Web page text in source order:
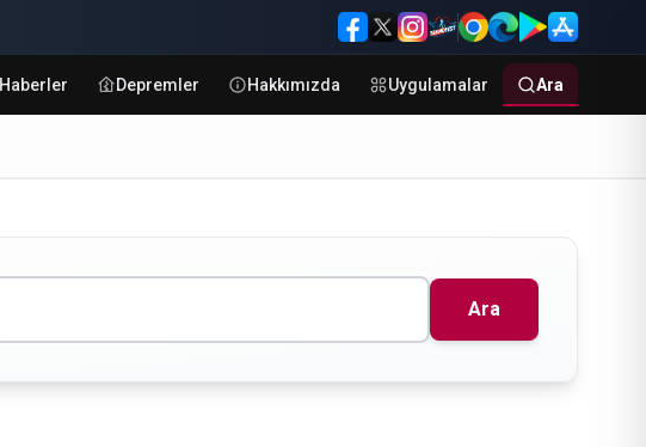
Haberler Depremler Hakkımızda Uygulamalar Ara
Ara